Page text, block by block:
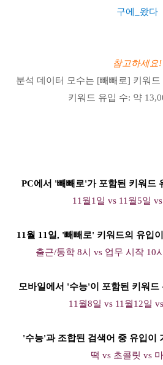
구에_왔다
참고하세요!
분석 데이터 모수는 [빼빼로] 키워드
키워드 유입 수: 약
PC에서 '빼빼로'가 포함된 키워드
11월1일 vs 11월5일
11월 11일, '빼빼로' 키워드의 유입
출근/통학 8시 vs 업무 시작 10
모바일에서 '수능'이 포함된 키워드
11월8일 vs 11월12일
'수능'과 조합된 검색어 중 유입이
떡 vs 초콜릿 vs